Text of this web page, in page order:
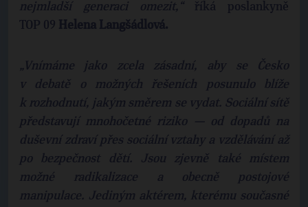
nejmladší generaci omezit,“říká poslankyně
TOP 09 Helena Langšádlová.
„Vnímáme jako zcela zásadní, aby se Česko
v debatě o možných řešeních posunulo blíže
k rozhodnutí, jakým směrem se vydat. Sociální sítě
představují mnohočetné riziko — od dopadů na
duševní zdraví přes sociální vztahy a vzdělávání až
po bezpečnost dětí. Jsou zjevně také místem
možné radikalizace a obecně postojové
manipulace. Jediným aktérem, kterému současné